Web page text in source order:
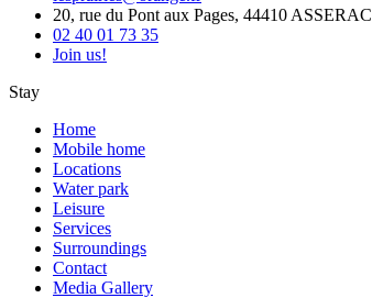
20, rue du Pont aux Pages, 44410 ASSERAC
02 40 01 73 35
Join us!
Stay
Home
Mobile home
Locations
Water park
Leisure
Services
Surroundings
Contact
Media Gallery